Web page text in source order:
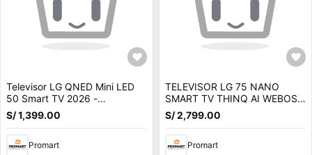
Televisor LG QNED Mini LED
50 Smart TV 2026 -
50QNED70BSA
S/ 1,399.00
Promart
TELEVISOR LG 75 NANO
SMART TV THINQ AI WEBOS
HUB 4K UHD 2026 -
75NU800BPSB
S/ 2,799.00
Promart